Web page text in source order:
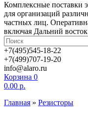
Комплексные поставки
для организаций
частных лиц.
включая Дальний
+7(495)545-18-22
+7(499)707-19-20
info@alaro.ru
Корзина 0
0.00 р.
Главная » Резисторы